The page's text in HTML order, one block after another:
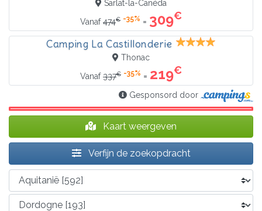
Sarlat-la-Canéda
Vanaf474€ -35% = 309€
Camping La Castillonderie
Thonac
Vanaf337€ -35% = 219€
Gesponsord door
Kaart weergeven
Verfijn de zoekopdracht